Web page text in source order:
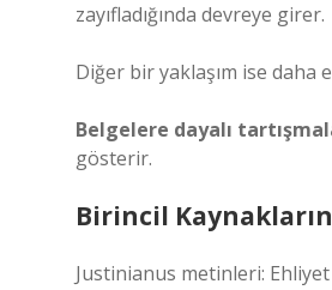
zayıfladığında devreye girer.
Diğer bir yaklaşım ise daha
Belgelere dayalı
gösterir.
Birincil Kaynakların
Justinianus metinleri: